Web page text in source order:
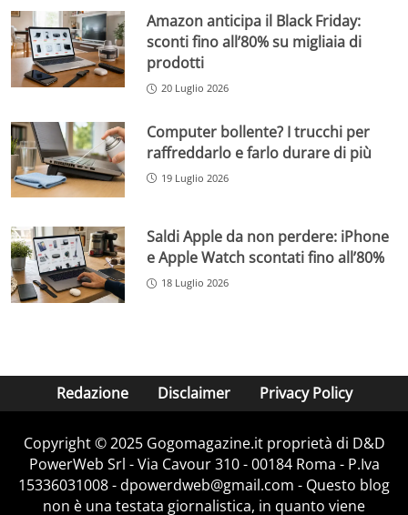
Amazon anticipa il Black Friday:
sconti fino all’80% su migliaia di
prodotti
20 Luglio 2026
Computer bollente? I trucchi per
raffreddarlo e farlo durare di più
19 Luglio 2026
Saldi Apple da non perdere: iPhone
e Apple Watch scontati fino all’80%
18 Luglio 2026
Redazione Disclaimer Privacy Policy
Copyright © 2025 Gogomagazine.it proprietà di D&D
PowerWeb Srl - Via Cavour 310 - 00184 Roma - P.Iva
15336031008 - dpowerdweb@gmail.com - Questo blog
non è una testata giornalistica, in quanto viene